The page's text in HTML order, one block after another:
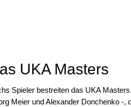
UKA Masters
Spieler bestreiten das UKA
Meier und Alexander Donchenko -,